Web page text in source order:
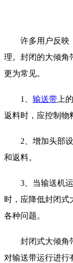
许多用户反映，
理。封闭的大倾角
更为常见。
1、 输送带 上
返料时，应控制物
2、增加头部设
和返料。
3、当输送机运
时，应降低封闭式
各种问题。
封闭式大倾角带
对输送带运行进行